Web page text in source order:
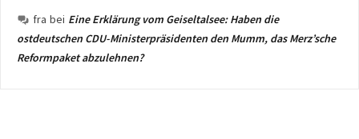
fra bei Eine Erklärung vom Geiseltalsee: Haben die
ostdeutschen CDU-Ministerpräsidenten den Mumm, das Merz’sche
Reformpaket abzulehnen?